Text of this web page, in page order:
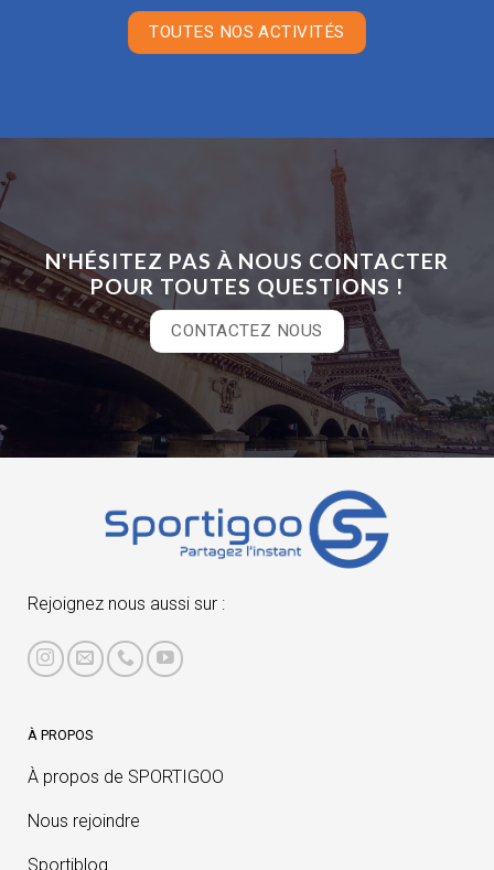
TOUTES NOS ACTIVITÉS
N'HÉSITEZ PAS À NOUS CONTACTER
POUR TOUTES QUESTIONS !
CONTACTEZ NOUS
Rejoignez nous aussi sur :
À PROPOS
À propos de SPORTIGOO
Nous rejoindre
Sportiblog